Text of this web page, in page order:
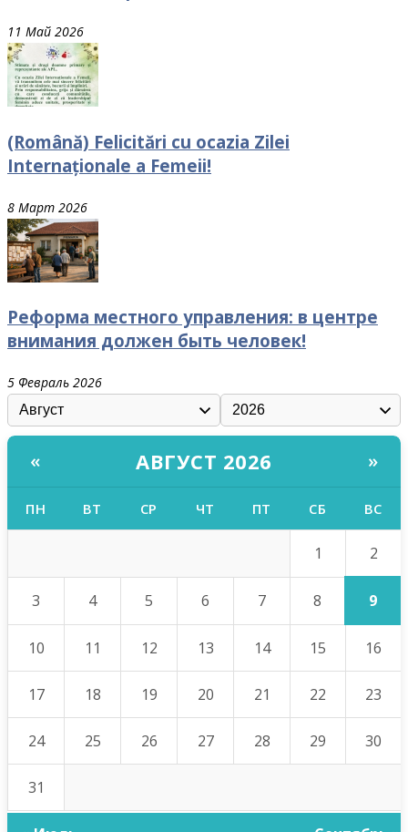
11 Май 2026
(Română) Felicitări cu ocazia Zilei
Internaționale a Femeii!
8 Март 2026
Реформа местного управления: в центре
внимания должен быть человек!
5 Февраль 2026
« АВГУСТ 2026 »
ПН ВТ СР ЧТ ПТ СБ ВС
1 2
3 4 5 6 7 8 9
10 11 12 13 14 15 16
17 18 19 20 21 22 23
24 25 26 27 28 29 30
31